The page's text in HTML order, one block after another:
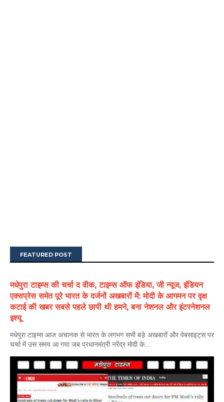
FEATURED POST
मधेपुरा टाइम्स की चर्चा द वीक, टाइम्स ऑफ इंडिया, जी न्यूज, इंडियन
एक्सप्रेस समेत पूरे भारत के दर्जनों अखबारों में: मोदी के आगमन पर वृक्ष
कटाई की खबर सबसे पहले छापी थी हमने, बना नेशनल और इंटरनेशनल
इश्यू
मधेपुरा टाइम्स आज अचानक से भारत के लगभग सभी बड़े अखबारों और वेबसाइट्स पर
चर्चा में उस समय आ गया जब प्रधानमंत्री नरेंद्र मोदी के...